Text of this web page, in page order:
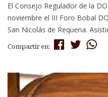
El Consejo Regulador de la
noviembre el III Foro Bobal
San Nicolás de Requena.
Compartir en: